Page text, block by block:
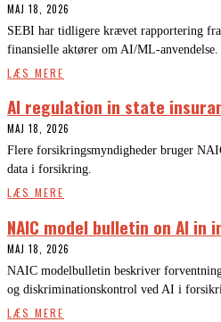
MAJ 18, 2026
SEBI har tidligere krævet rapportering
finansielle aktører om AI/ML-anvendelse.
LÆS MERE
AI regulation in state
MAJ 18, 2026
Flere forsikringsmyndigheder bruger
data i forsikring.
LÆS MERE
NAIC model bulletin on AI in
MAJ 18, 2026
NAIC modelbulletin beskriver
og diskriminationskontrol ved AI i
LÆS MERE